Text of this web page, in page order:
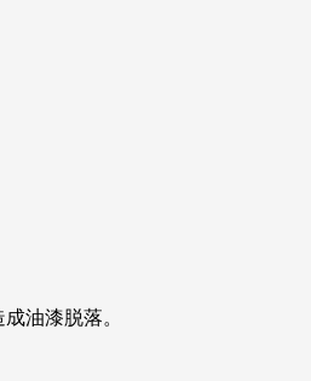
油漆脱落。